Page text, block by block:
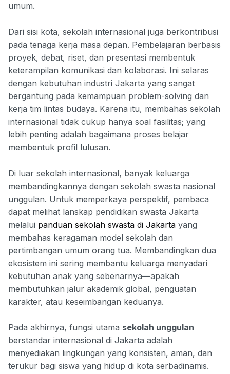
umum.
Dari sisi kota, sekolah internasional juga berkontribusi
pada tenaga kerja masa depan. Pembelajaran berbasis
proyek, debat, riset, dan presentasi membentuk
keterampilan komunikasi dan kolaborasi. Ini selaras
dengan kebutuhan industri Jakarta yang sangat
bergantung pada kemampuan problem-solving dan
kerja tim lintas budaya. Karena itu, membahas sekolah
internasional tidak cukup hanya soal fasilitas; yang
lebih penting adalah bagaimana proses belajar
membentuk profil lulusan.
Di luar sekolah internasional, banyak keluarga
membandingkannya dengan sekolah swasta nasional
unggulan. Untuk memperkaya perspektif, pembaca
dapat melihat lanskap pendidikan swasta Jakarta
melalui panduan sekolah swasta di Jakarta yang
membahas keragaman model sekolah dan
pertimbangan umum orang tua. Membandingkan dua
ekosistem ini sering membantu keluarga menyadari
kebutuhan anak yang sebenarnya—apakah
membutuhkan jalur akademik global, penguatan
karakter, atau keseimbangan keduanya.
Pada akhirnya, fungsi utama sekolah unggulan
berstandar internasional di Jakarta adalah
menyediakan lingkungan yang konsisten, aman, dan
terukur bagi siswa yang hidup di kota serbadinamis.